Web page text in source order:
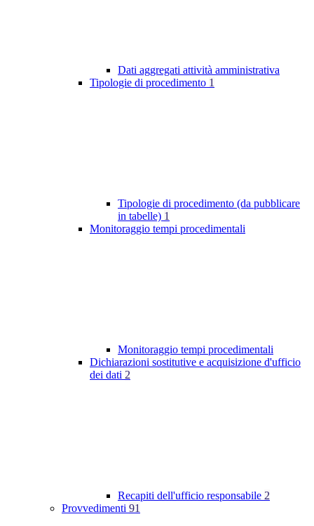
Dati aggregati attività amministrativa
Tipologie di procedimento 1
Tipologie di procedimento (da pubblicare
in tabelle) 1
Monitoraggio tempi procedimentali
Monitoraggio tempi procedimentali
Dichiarazioni sostitutive e acquisizione d'ufficio
dei dati 2
Recapiti dell'ufficio responsabile 2
Provvedimenti 91